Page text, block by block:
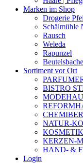
Marken im Shop
Drogerie
Schälmühle
Rausch
Weleda
Rapunzel
Sortiment vor Ort
BISTRO
NATUR-
KOSMETIK
KERZEN-
HAND- &
Login